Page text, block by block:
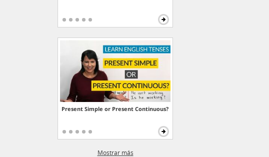
Present Simple or Present Continuous?
Mostrar más